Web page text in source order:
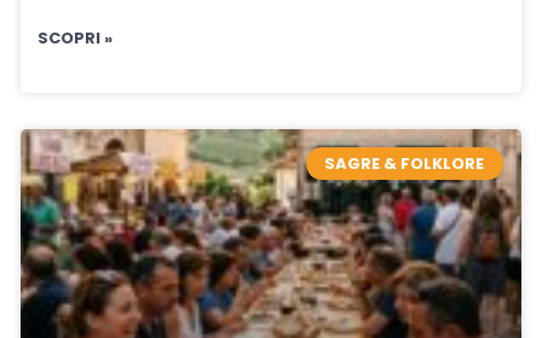
SCOPRI »
SAGRE & FOLKLORE